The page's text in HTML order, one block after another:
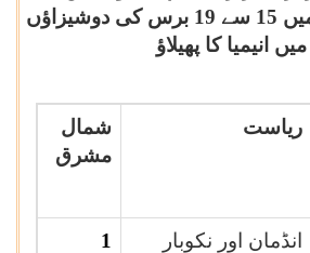
ایچ ایس۔ وی) میں 15 سے 19 برس کی دوشیزاؤں
میں انیمیا کا پھیلاؤ
شمال
مشرق
ریاست
1
انڈمان اور نکوبار